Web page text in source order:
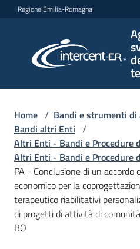
Vai al contenuto
Vai alla navigazione
Vai al footer
Regione Emilia-Romagna
per lo
sviluppo
telematici
L'Agenzia
Bandi
e
Home / Bandi e strumenti di
Bandi altri Enti /
Altri Enti - Bandi e Procedure
Altri Enti - Bandi e Procedure
PA - Conclusione di un accordo
economico per la
terapeutico riabilitativi
di progetti di attività di
BO